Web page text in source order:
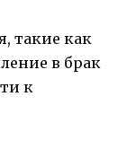
такие как
в брак
к